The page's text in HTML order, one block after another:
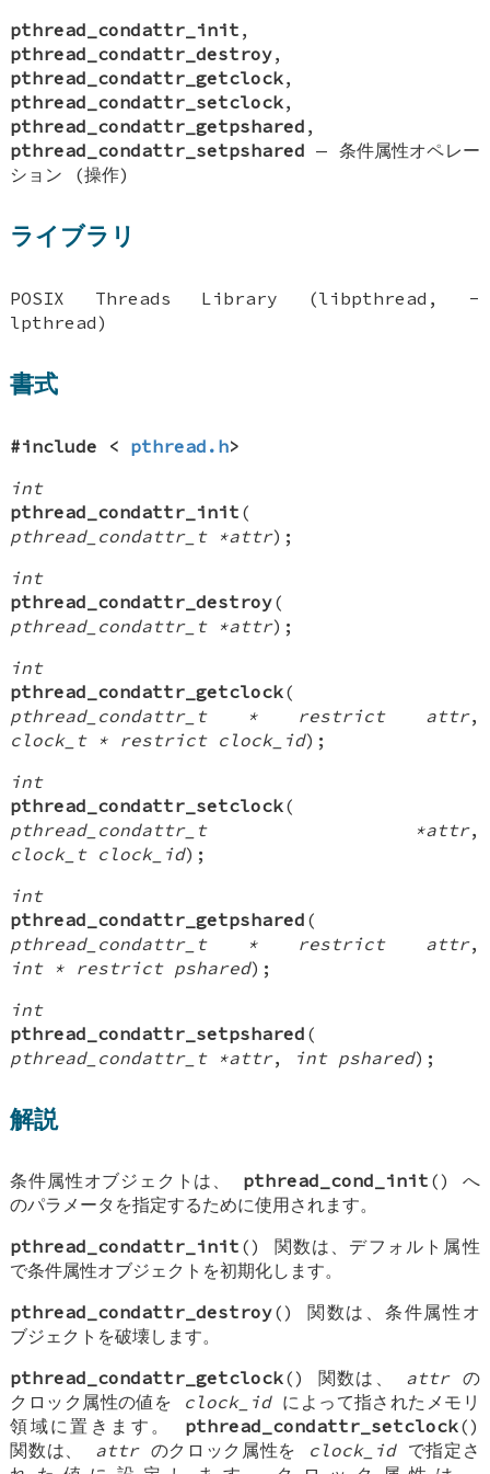
pthread_condattr_init ,
pthread_condattr_destroy,
pthread_condattr_getclock,
pthread_condattr_setclock,
pthread_condattr_getpshared ,
pthread_condattr_setpshared — 条件属性オペレー
ション (操作)
ライブラリ
POSIX Threads Library (libpthread, -
lpthread)
書式
#include < pthread.h>
int
pthread_condattr_init (
pthread_condattr_t *attr);
int
pthread_condattr_destroy(
pthread_condattr_t *attr);
int
pthread_condattr_getclock(
pthread_condattr_t * restrict attr,
clock_t * restrict clock_id);
int
pthread_condattr_setclock(
pthread_condattr_t *attr,
clock_t clock_id);
int
pthread_condattr_getpshared (
pthread_condattr_t * restrict attr,
int * restrict pshared);
int
pthread_condattr_setpshared (
pthread_condattr_t *attr, int pshared);
解説
条件属性オブジェクトは、 pthread_cond_init () へ
のパラメータを指定するために使用されます。
pthread_condattr_init () 関数は、デフォルト属性
で条件属性オブジェクトを初期化します。
pthread_condattr_destroy() 関数は、条件属性オ
ブジェクトを破壊します。
pthread_condattr_getclock() 関数は、 attrの
クロック属性の値を
clock_idによって指されたメモリ
領域に置きます。 pthread_condattr_setclock()
関数は、 attrのクロック属性を clock_idで指定さ